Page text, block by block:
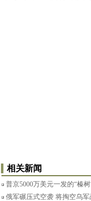
相关新闻
普京5000万美元一发的“榛
俄军碾压式空袭 将掏空乌军